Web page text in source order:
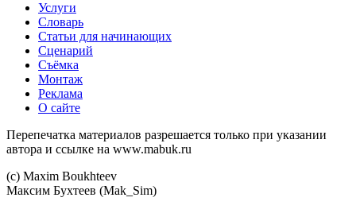
Услуги
Словарь
Статьи для начинающих
Сценарий
Съёмка
Монтаж
Реклама
О сайте
Перепечатка материалов разрешается только при указании
автора и ссылке на www.mabuk.ru
(c) Maхim Boukhteev
Максим Бухтеев (Mak_Sim)